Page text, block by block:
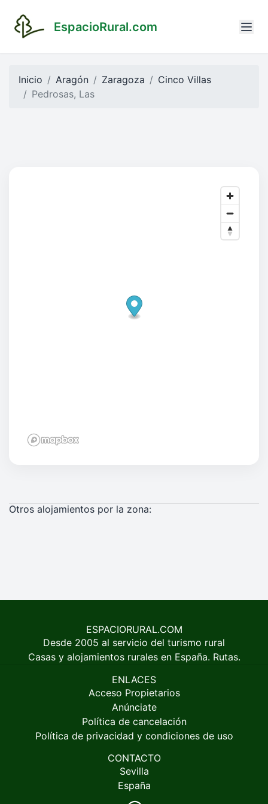
EspacioRural.com
Inicio Aragón Zaragoza
Cinco Villas
Pedrosas, Las
Otros alojamientos por la zona:
ESPACIORURAL.COM
Desde 2005 al servicio del turismo rural
Casas y alojamientos rurales en España. Rutas.
ENLACES
Acceso Propietarios
Anúnciate
Política de cancelación
Política de privacidad y condiciones de uso
CONTACTO
Sevilla
España